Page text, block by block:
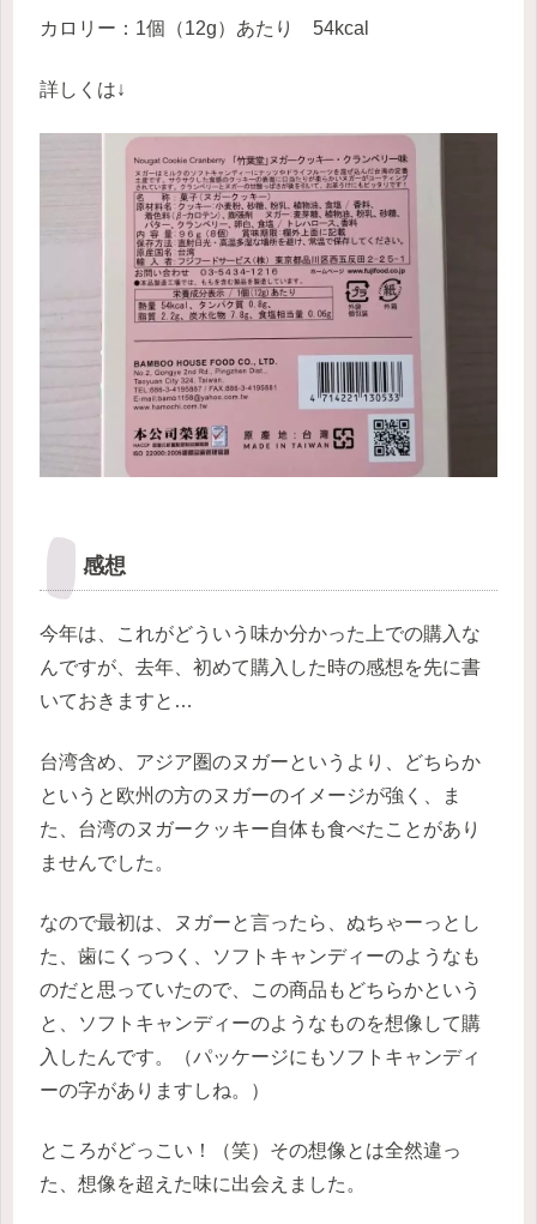
カロリー：1個（12g）あたり 54kcal
詳しくは↓
感想
今年は、これがどういう味か分かった上での購入な
んですが、去年、初めて購入した時の感想を先に書
いておきますと…
台湾含め、アジア圏のヌガーというより、どちらか
というと欧州の方のヌガーのイメージが強く、ま
た、台湾のヌガークッキー自体も食べたことがあり
ませんでした。
なので最初は、ヌガーと言ったら、ぬちゃーっとし
た、歯にくっつく、ソフトキャンディーのようなも
のだと思っていたので、この商品もどちらかという
と、ソフトキャンディーのようなものを想像して購
入したんです。（パッケージにもソフトキャンディ
ーの字がありますしね。）
ところがどっこい！（笑）その想像とは全然違っ
た、想像を超えた味に出会えました。